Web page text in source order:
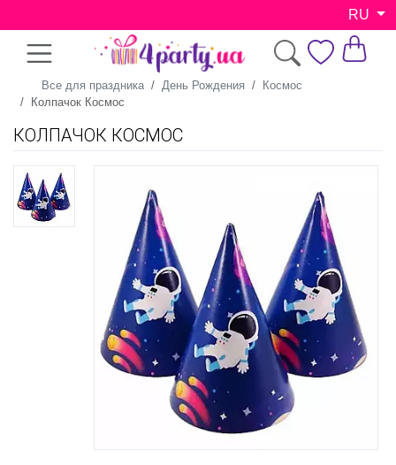
RU
Все для праздника День Рождения
Космос
Колпачок Космос
КОЛПАЧОК КОСМОС